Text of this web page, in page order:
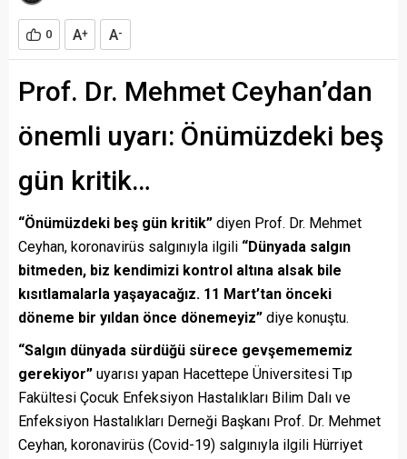
0 A+ A-
Prof. Dr. Mehmet Ceyhan’dan
önemli uyarı: Önümüzdeki beş
gün kritik…
“Önümüzdeki beş gün kritik” diyen Prof. Dr. Mehmet
Ceyhan, koronavirüs salgınıyla ilgili “Dünyada salgın
bitmeden, biz kendimizi kontrol altına alsak bile
kısıtlamalarla yaşayacağız. 11 Mart’tan önceki
döneme bir yıldan önce dönemeyiz” diye konuştu.
“Salgın dünyada sürdüğü sürece gevşemememiz
gerekiyor” uyarısı yapan Hacettepe Üniversitesi Tıp
Fakültesi Çocuk Enfeksiyon Hastalıkları Bilim Dalı ve
Enfeksiyon Hastalıkları Derneği Başkanı Prof. Dr. Mehmet
Ceyhan, koronavirüs (Covid-19) salgınıyla ilgili Hürriyet